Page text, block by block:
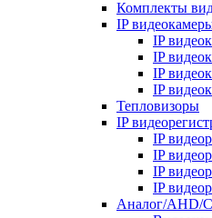
Комплекты
IP
IP
IP
IP
IP
Тепловизоры
IP
IP
IP
IP
IP
Аналог/AHD/